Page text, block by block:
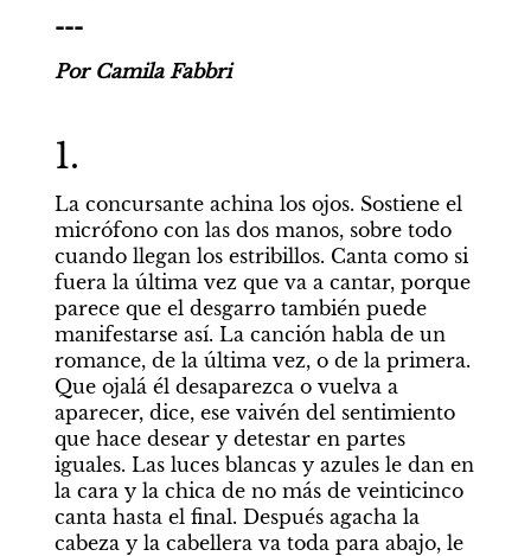
---
Por Camila Fabbri
1.
La concursante achina los ojos. Sostiene el
micrófono con las dos manos, sobre todo
cuando llegan los estribillos. Canta como si
fuera la última vez que va a cantar, porque
parece que el desgarro también puede
manifestarse así. La canción habla de un
romance, de la última vez, o de la primera.
Que ojalá él desaparezca o vuelva a
aparecer, dice, ese vaivén del sentimiento
que hace desear y detestar en partes
iguales. Las luces blancas y azules le dan en
la cara y la chica de no más de veinticinco
canta hasta el final. Después agacha la
cabeza y la cabellera va toda para abajo, le